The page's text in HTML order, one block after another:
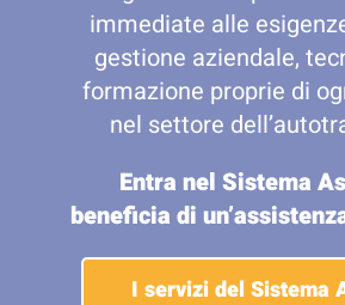
immediate alle
gestione aziendale,
formazione proprie di
nel settore
Entra nel Sistema
beneficia di
I servizi del Sistema